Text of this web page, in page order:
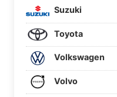
Suzuki
Toyota
Volkswagen
Volvo